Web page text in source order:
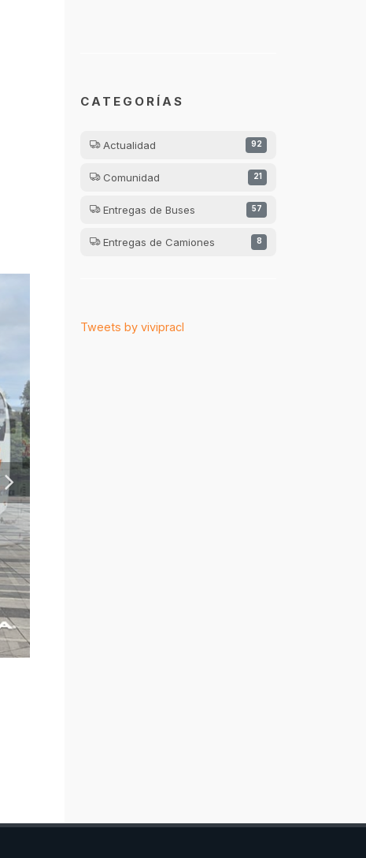
CATEGORÍAS
Actualidad 92
Comunidad 21
Entregas de Buses 57
Entregas de Camiones 8
Tweets by vivipracl